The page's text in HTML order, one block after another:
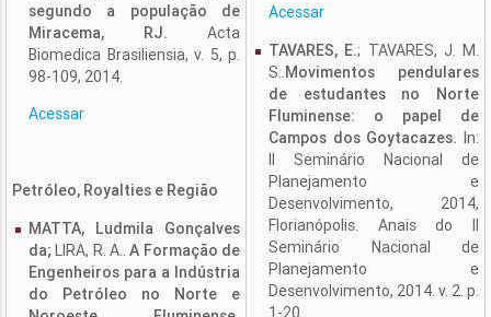
segundo a população de
Miracema, RJ. Acta
Biomedica Brasiliensia, v. 5, p.
98-109, 2014.
Acessar
Petróleo, Royalties e Região
MATTA, Ludmila Gonçalves
da; LIRA, R. A..A Formação de
Engenheiros para a Indústria
do Petróleo no Norte e
Acessar
TAVARES, E.; TAVARES, J. M.
S..Movimentos pendulares
de estudantes no Norte
Fluminense: o papel de
Campos dos Goytacazes. In:
II Seminário Nacional de
Planejamento e
Desenvolvimento, 2014,
Florianópolis. Anais do II
Seminário Nacional de
Planejamento e
Desenvolvimento, 2014. v. 2. p.
1-20.